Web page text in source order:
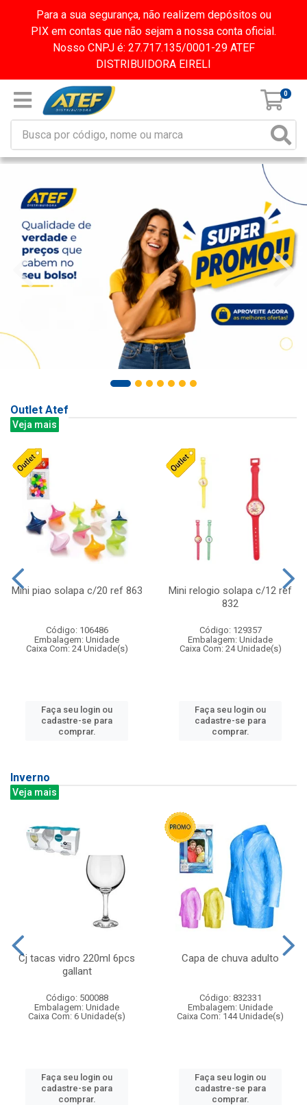
Para a sua segurança, não realizem depósitos ou
PIX em contas que não sejam a nossa conta oficial.
Nosso CNPJ é: 27.717.135/0001-29 ATEF
DISTRIBUIDORA EIRELI
0
Outlet Atef
Veja mais
Mini piao solapa c/20 ref 863
Código: 106486
Embalagem: Unidade
Caixa Com: 24 Unidade(s)
Faça seu login ou
cadastre-se para
comprar.
Mini relogio solapa c/12 ref
832
Código: 129357
Embalagem: Unidade
Caixa Com: 24 Unidade(s)
Faça seu login ou
cadastre-se para
comprar.
Inverno
Veja mais
Cj tacas vidro 220ml 6pcs
gallant
Código: 500088
Embalagem: Unidade
Caixa Com: 6 Unidade(s)
Faça seu login ou
cadastre-se para
comprar.
Capa de chuva adulto
Código: 832331
Embalagem: Unidade
Caixa Com: 144 Unidade(s)
Faça seu login ou
cadastre-se para
comprar.